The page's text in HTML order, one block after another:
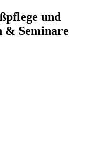
und
& Seminare